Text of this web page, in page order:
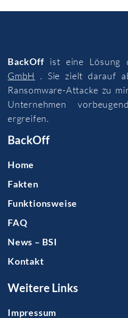
BackOffist eine Lösung
GmbH
. Sie zielt darauf
Ransomware-Attacke zu
Unternehmen
ergreifen.
BackOff
Home
Fakten
Funktionsweise
FAQ
News – BSI
Kontakt
Weitere Links
Impressum